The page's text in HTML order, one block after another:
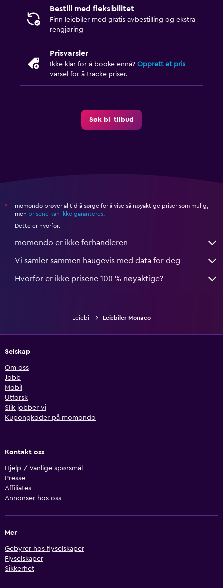
Bestill med fleksibilitet
Finn leiebiler med gratis avbestilling og ekstra
rengjøring
Prisvarsler
Ikke klar for å booke ennå? Opprett et pris
varsel for å tracke priser.
Søk bil tilbud
*
momondo prøver alltid å sørge for å vise så nøyaktige priser som mulig,
men prisene kan ikke garanteres.
Dette er hvorfor:
momondo er ikke forhandleren
Vi samler sammen haugevis med data for deg
Hvorfor er ikke prisene 100 % nøyaktige?
Leiebil Leiebiler Monaco
Selskap
Om oss
Jobb
Mobil
Utforsk
Slik jobber vi
Kupongkoder på momondo
Kontakt oss
Hjelp / Vanlige spørsmål
Presse
Affiliates
Annonser hos oss
Mer
Gebyrer hos flyselskaper
Flyselskaper
Sikkerhet